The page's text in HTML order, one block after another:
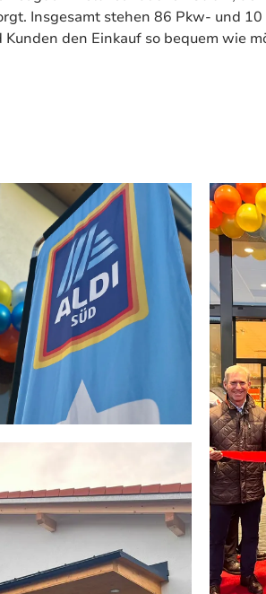
Insgesamt stehen 86 Pkw- und
den Einkauf so bequem wie